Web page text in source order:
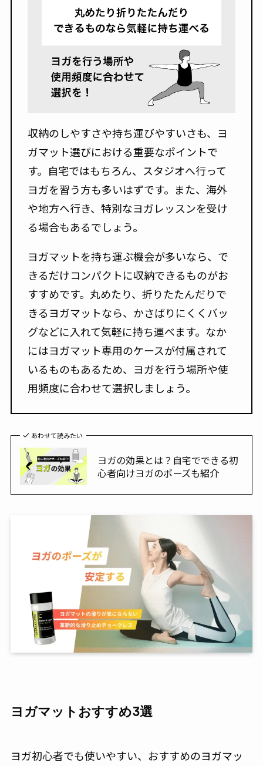
収納のしやすさや持ち運びやすいさも、ヨ
ガマット選びにおける重要なポイントで
す。自宅ではもちろん、スタジオへ行って
ヨガを習う方も多いはずです。また、海外
や地方へ行き、特別なヨガレッスンを受け
る場合もあるでしょう。
ヨガマットを持ち運ぶ機会が多いなら、で
きるだけコンパクトに収納できるものがお
すすめです。丸めたり、折りたたんだりで
きるヨガマットなら、かさばりにくくバッ
グなどに入れて気軽に持ち運べます。なか
にはヨガマット専用のケースが付属されて
いるものもあるため、ヨガを行う場所や使
用頻度に合わせて選択しましょう。
あわせて読みたい
ヨガの効果とは？自宅でできる初
心者向けヨガのポーズも紹介
ヨガマットおすすめ3選
ヨガ初心者でも使いやすい、おすすめのヨガマッ